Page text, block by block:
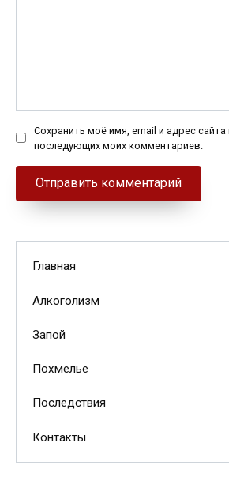
Сохранить моё имя, email и адрес
последующих моих комментариев.
Главная
Алкоголизм
Запой
Похмелье
Последствия
Контакты